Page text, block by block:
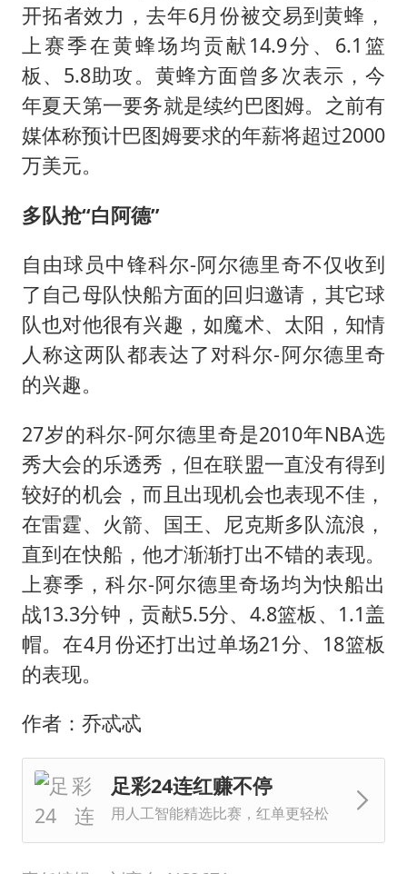
开拓者效力，去年6月份被交易到黄蜂，
上赛季在黄蜂场均贡献14.9分、6.1篮
板、5.8助攻。黄蜂方面曾多次表示，今
年夏天第一要务就是续约巴图姆。之前有
媒体称预计巴图姆要求的年薪将超过2000
万美元。
多队抢“白阿德”
自由球员中锋科尔-阿尔德里奇不仅收到
了自己母队快船方面的回归邀请，其它球
队也对他很有兴趣，如魔术、太阳，知情
人称这两队都表达了对科尔-阿尔德里奇
的兴趣。
27岁的科尔-阿尔德里奇是2010年NBA选
秀大会的乐透秀，但在联盟一直没有得到
较好的机会，而且出现机会也表现不佳，
在雷霆、火箭、国王、尼克斯多队流浪，
直到在快船，他才渐渐打出不错的表现。
上赛季，科尔-阿尔德里奇场均为快船出
战13.3分钟，贡献5.5分、4.8篮板、1.1盖
帽。在4月份还打出过单场21分、18篮板
的表现。
作者：乔忒忒
足彩24连红赚不停
用人工智能精选比赛，红单更轻松